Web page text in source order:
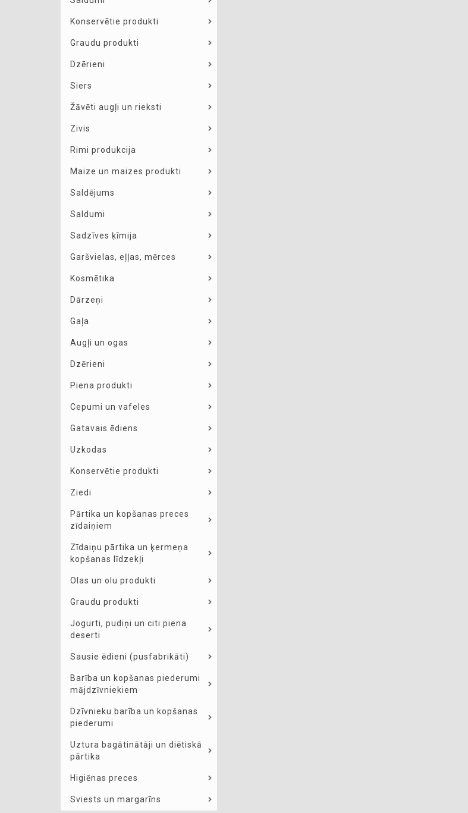
Konservētie produkti
Graudu produkti
Dzērieni
Siers
Žāvēti augļi un rieksti
Zivis
Rimi produkcija
Maize un maizes produkti
Saldējums
Saldumi
Sadzīves ķīmija
Garšvielas, eļļas, mērces
Kosmētika
Dārzeņi
Gaļa
Augļi un ogas
Dzērieni
Piena produkti
Cepumi un vafeles
Gatavais ēdiens
Uzkodas
Konservētie produkti
Ziedi
Pārtika un kopšanas preces
zīdaiņiem
Zīdaiņu pārtika un ķermeņa
kopšanas līdzekļi
Olas un olu produkti
Graudu produkti
Jogurti, pudiņi un citi piena
deserti
Sausie ēdieni (pusfabrikāti)
Barība un kopšanas piederumi
mājdzīvniekiem
Dzīvnieku barība un kopšanas
piederumi
Uztura bagātinātāji un diētiskā
pārtika
Higiēnas preces
Sviests un margarīns